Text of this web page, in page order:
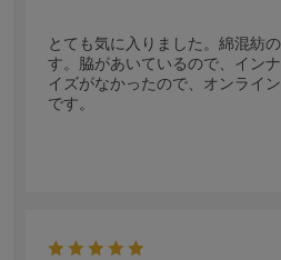
とても気に入りました。綿混紡
す。脇があいているので、イン
イズがなかったので、オンライ
です。